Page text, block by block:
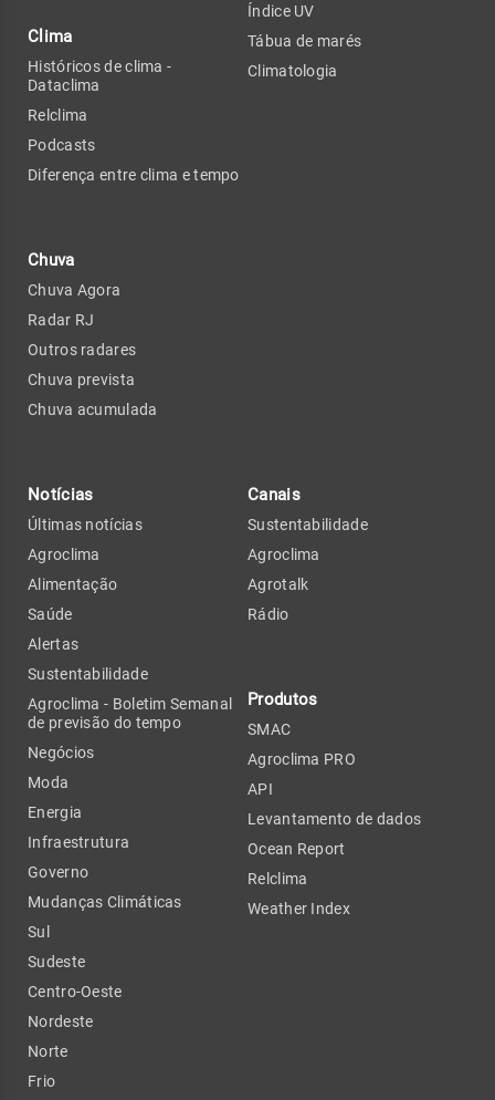
Clima
Históricos de clima -
Dataclima
Relclima
Podcasts
Diferença entre clima e tempo
Chuva
Chuva Agora
Radar RJ
Outros radares
Chuva prevista
Chuva acumulada
Índice UV
Tábua de marés
Climatologia
Notícias
Últimas notícias
Agroclima
Alimentação
Saúde
Alertas
Sustentabilidade
Agroclima - Boletim Semanal
de previsão do tempo
Negócios
Moda
Energia
Infraestrutura
Governo
Mudanças Climáticas
Sul
Sudeste
Centro-Oeste
Nordeste
Norte
Frio
Canais
Sustentabilidade
Agroclima
Agrotalk
Rádio
Produtos
SMAC
Agroclima PRO
API
Levantamento de dados
Ocean Report
Relclima
Weather Index